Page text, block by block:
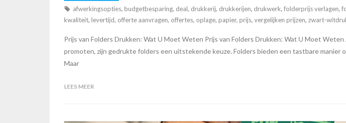
afwerkingsopties, budgetbesparing, deal, drukkerij, drukkerijen, drukwerk, folderprijs verlagen,
kwaliteit, levertijd, offerte aanvragen, offertes, oplage, papier, prijs, vergelijken prijzen, zwart-
Prijs van Folders Drukken: Wat U Moet Weten Prijs van Folders Drukken: Wat U Moet
promoten, zijn gedrukte folders een uitstekende keuze. Folders bieden een tastbare
Maar
LEES MEER